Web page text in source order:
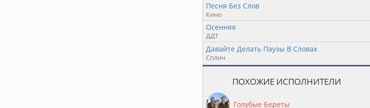
Песня Без Слов
Кино
Осенняя
ДДТ
Давайте Делать Паузы В Словах
Сплин
ПОХОЖИЕ ИСПОЛНИТЕЛИ
Голубые Береты